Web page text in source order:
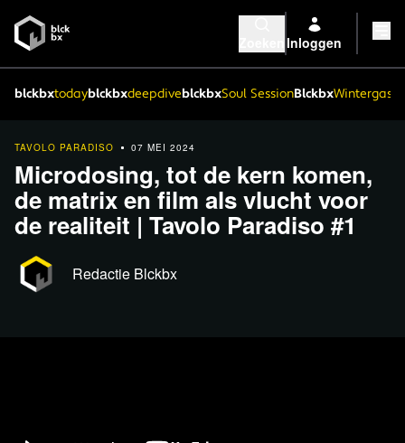
Inloggen
blckbxtodayblckbxdeepdiveblckbxSoul SessionBlckbx
TAVOLO PARADISO 07 MEI 2024
Microdosing, tot de kern komen,
de matrix en film als vlucht voor
de realiteit | Tavolo Paradiso #1
Redactie Blckbx